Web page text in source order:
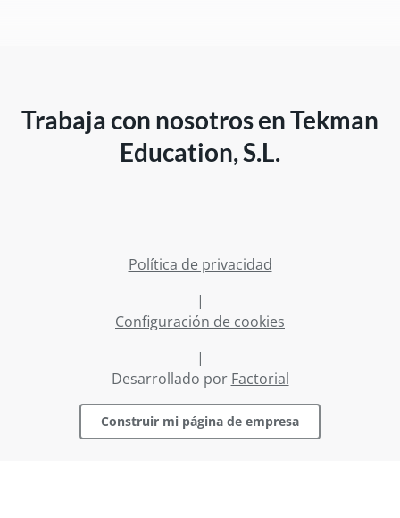
Trabaja con nosotros en Tekman
Education, S.L.
Política de privacidad
|
Configuración de cookies
|
Desarrollado por Factorial
Construir mi página de empresa